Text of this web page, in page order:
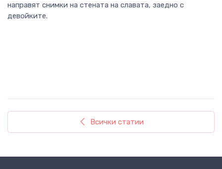
направят снимки на стената на славата, заедно с
девойките.
Всички статии